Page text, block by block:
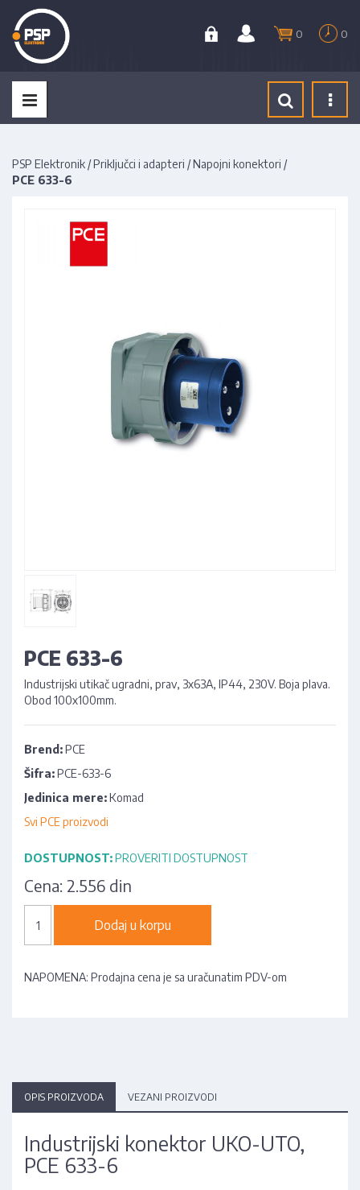
0 0
PSP Elektronik /Priključci i adapteri /Napojni konektori /
PCE 633-6
PCE 633-6
Industrijski utikač ugradni, prav, 3x63A, IP44, 230V. Boja plava.
Obod 100x100mm.
Brend:PCE
Šifra:PCE-633-6
Jedinica mere:Komad
Svi PCE proizvodi
DOSTUPNOST:PROVERITI DOSTUPNOST
Cena: 2.556 din
Dodaj u korpu
NAPOMENA: Prodajna cena je sa uračunatim PDV-om
OPIS PROIZVODA VEZANI PROIZVODI
Industrijski konektor UKO-UTO,
PCE 633-6